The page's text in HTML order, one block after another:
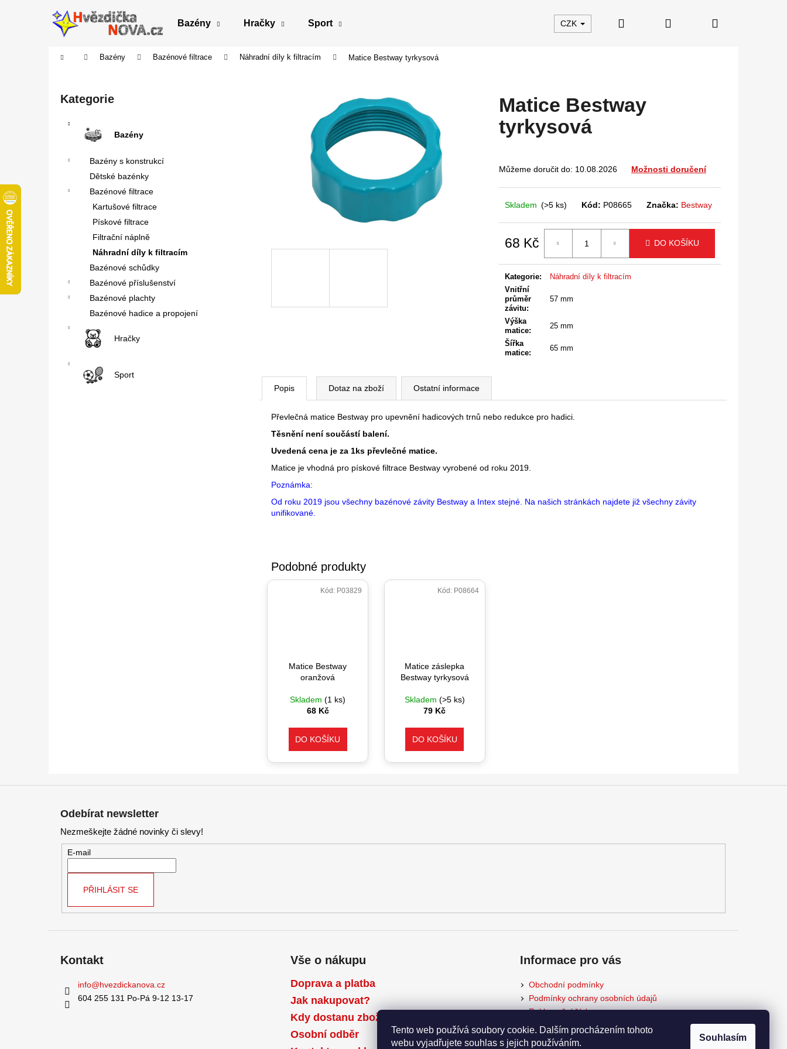
Tento web používá soubory cookie. Dalším procházením tohoto
webu vyjadřujete souhlas s jejich používáním.
Souhlasím
Bazény Hračky Sport CZK Hledat PřihlášeníNákupní
Domů Bazény Bazénové filtrace Náhradní díly k filtracím Matice Bestway tyrkysová
Přeskočit
kategorie
Kategorie
Bazény
Bazény s konstrukcí
Dětské bazénky
Bazénové filtrace
Kartušové filtrace
Pískové filtrace
Filtrační náplně
Náhradní díly k filtracím
Bazénové schůdky
Bazénové příslušenství
Bazénové plachty
Bazénové hadice a propojení
Hračky
Sport
Matice Bestway
tyrkysová
Můžeme doručit do: 10.08.2026 Možnosti doručení
Skladem (>5 ks) Kód: P08665 Značka: Bestway
68 Kč
cena:
DO KOŠÍKU
Kategorie:
Náhradní díly k filtracím
Vnitřní
průměr
závitu:
57 mm
Výška
matice:
25 mm
Šířka
matice:
65 mm
Popis Dotaz na zboží Ostatní informace
Převlečná matice Bestway pro upevnění hadicových trnů nebo redukce pro hadici.
Těsnění není součástí balení.
Uvedená cena je za 1ks převlečné matice.
Matice je vhodná pro pískové filtrace Bestway vyrobené od roku 2019.
Poznámka:
Od roku 2019 jsou všechny bazénové závity Bestway a Intex stejné. Na našich stránkách najdete již všechny závity
unifikované.
Matice Bestway
oranžová
Skladem(1 ks)
68 Kč
DO KOŠÍKU
Kód: P03829
Matice záslepka
Bestway tyrkysová
Skladem (>5 ks)
79 Kč
DO KOŠÍKU
Kód: P08664
Zpět
Zpět
Co potřebujete najít?
HLEDAT
Doporučujeme
Odebírat newsletter
Nezmeškejte žádné novinky či slevy!
E-mail
PŘIHLÁSIT SE
Kontakt
info@hvezdickanova.cz
604 255 131 Po-Pá 9-12 13-17
Vše o nákupu
Doprava a platba
Jak nakupovat?
Kdy dostanu zboží?
Osobní odběr
Informace pro vás
Obchodní podmínky
Podmínky ochrany osobních údajů
Reklamační řád
Odstoupení od kupní smlouvy
Napište nám